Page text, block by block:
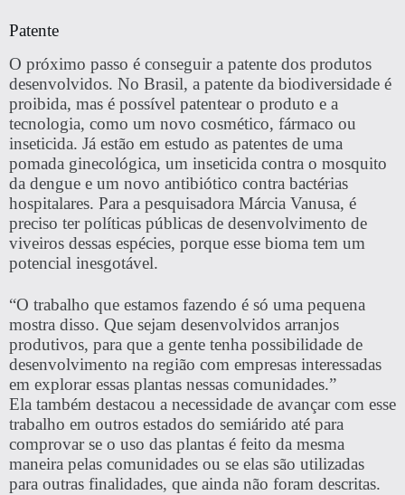
Patente
O próximo passo é conseguir a patente dos produtos
desenvolvidos. No Brasil, a patente da biodiversidade é
proibida, mas é possível patentear o produto e a
tecnologia, como um novo cosmético, fármaco ou
inseticida. Já estão em estudo as patentes de uma
pomada ginecológica, um inseticida contra o mosquito
da dengue e um novo antibiótico contra bactérias
hospitalares. Para a pesquisadora Márcia Vanusa, é
preciso ter políticas públicas de desenvolvimento de
viveiros dessas espécies, porque esse bioma tem um
potencial inesgotável.
“O trabalho que estamos fazendo é só uma pequena
mostra disso. Que sejam desenvolvidos arranjos
produtivos, para que a gente tenha possibilidade de
desenvolvimento na região com empresas interessadas
em explorar essas plantas nessas comunidades.”
Ela também destacou a necessidade de avançar com esse
trabalho em outros estados do semiárido até para
comprovar se o uso das plantas é feito da mesma
maneira pelas comunidades ou se elas são utilizadas
para outras finalidades, que ainda não foram descritas.